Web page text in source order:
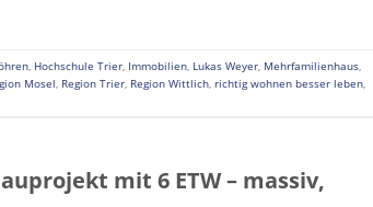
Hochschule Trier Immobilien Lukas Weyer Mehrfamilienhaus
Mosel Region Trier Region Wittlich richtig wohnen besser leben
mit 6 ETW – massiv,